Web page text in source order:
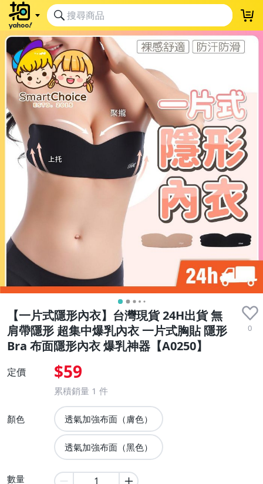
【一片式隱形內衣】台灣現貨 24H出貨 無
肩帶隱形 超集中爆乳內衣 一片式胸貼 隱形
Bra 布面隱形內衣 爆乳神器【A0250】
0
定價 $59
累積銷量 1 件
顏色 透氣加強布面（膚色）
透氣加強布面（黑色）
數量